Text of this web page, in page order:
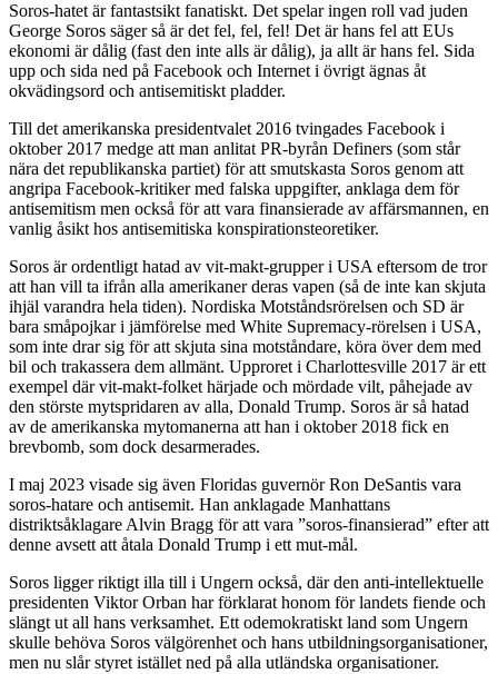
Soros-hatet är fantastsikt fanatiskt. Det spelar ingen roll vad juden
George Soros säger så är det fel, fel, fel! Det är hans fel att EUs
ekonomi är dålig (fast den inte alls är dålig), ja allt är hans fel. Sida
upp och sida ned på Facebook och Internet i övrigt ägnas åt
okvädingsord och antisemitiskt pladder.
Till det amerikanska presidentvalet 2016 tvingades Facebook i
oktober 2017 medge att man anlitat PR-byrån Definers (som står
nära det republikanska partiet) för att smutskasta Soros genom att
angripa Facebook-kritiker med falska uppgifter, anklaga dem för
antisemitism men också för att vara finansierade av affärsmannen, en
vanlig åsikt hos antisemitiska konspirationsteoretiker.
Soros är ordentligt hatad av vit-makt-grupper i USA eftersom de tror
att han vill ta ifrån alla amerikaner deras vapen (så de inte kan skjuta
ihjäl varandra hela tiden). Nordiska Motståndsrörelsen och SD är
bara småpojkar i jämförelse med White Supremacy-rörelsen i USA,
som inte drar sig för att skjuta sina motståndare, köra över dem med
bil och trakassera dem allmänt. Upproret i Charlottesville 2017 är ett
exempel där vit-makt-folket härjade och mördade vilt, påhejade av
den störste mytspridaren av alla, Donald Trump. Soros är så hatad
av de amerikanska mytomanerna att han i oktober 2018 fick en
brevbomb, som dock desarmerades.
I maj 2023 visade sig även Floridas guvernör Ron DeSantis vara
soros-hatare och antisemit. Han anklagade Manhattans
distriktsåklagare Alvin Bragg för att vara ”soros-finansierad” efter att
denne avsett att åtala Donald Trump i ett mut-mål.
Soros ligger riktigt illa till i Ungern också, där den anti-intellektuelle
presidenten Viktor Orban har förklarat honom för landets fiende och
slängt ut all hans verksamhet. Ett odemokratiskt land som Ungern
skulle behöva Soros välgörenhet och hans utbildningsorganisationer,
men nu slår styret istället ned på alla utländska organisationer.